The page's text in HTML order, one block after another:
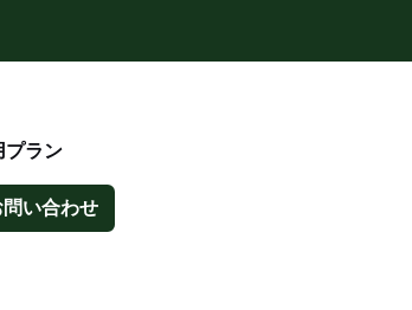
プラン
問い合わせ